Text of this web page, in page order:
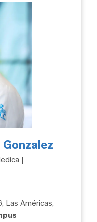
Gonzalez
|
Las Américas,